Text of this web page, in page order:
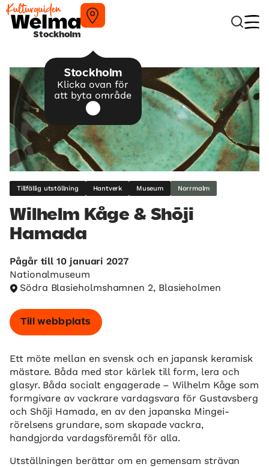
Stockholm
Stockholm
Klicka ovan för
att byta område
Tillfällig utställning Hantverk Museum Norrmalm
Wilhelm Kåge & Shōji
Hamada
Pågår till 10 januari 2027
Nationalmuseum
Södra Blasieholmshamnen 2, Blasieholmen
Till webbplats
Ett möte mellan en svensk och en japansk keramisk
mästare. Båda med stor kärlek till form, lera och
glasyr. Båda socialt engagerade – Wilhelm Kåge som
formgivare av vackrare vardagsvara för Gustavsberg
och Shōji Hamada, en av den japanska Mingei-
rörelsens grundare, som skapade vackra,
handgjorda vardagsföremål för alla.
Utställningen berättar om en gemensam strävan